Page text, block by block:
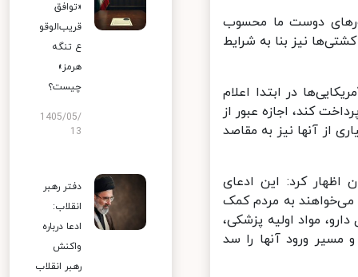
دوست ما محسوب
نیز بنا به شرایط
در ابتدا اعلام
کند، اجازه عبور از
از آنها نیز به مقاصد
کرد: این ادعای
به مردم کمک
مواد اولیه پزشکی،
ورود آنها را سد
«توافق
قریب‌الوقو
ع تنگه
هرمز»
چیست؟
1405/05/
13
دفتر رهبر
انقلاب:
ادعا درباره
واکنش
رهبر انقلاب